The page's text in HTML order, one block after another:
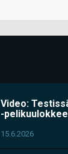
Video:
-
15.6.2026